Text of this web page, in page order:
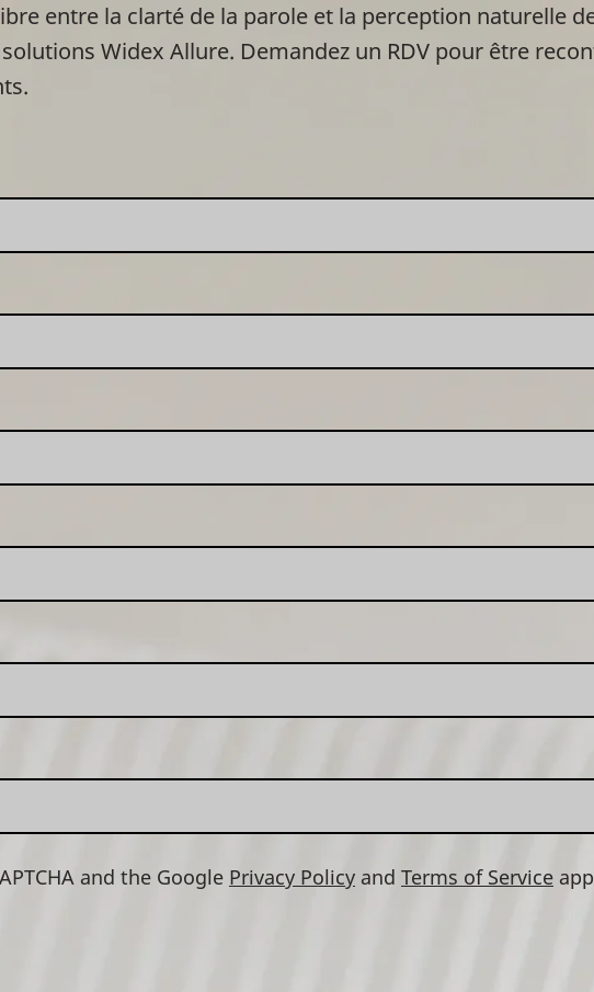
entre la clarté de la parole et la perception naturelle
Widex Allure. Demandez un RDV pour être
and the Google Privacy Policy and Terms of Service